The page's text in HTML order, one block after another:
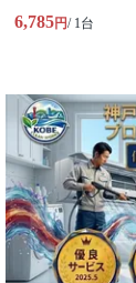
6,785円/ 1台